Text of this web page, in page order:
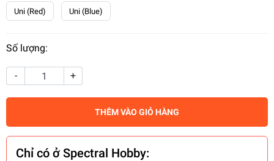
Uni (Red) Uni (Blue)
Số lượng:
- +
THÊM VÀO GIỎ HÀNG
Chỉ có ở Spectral Hobby: